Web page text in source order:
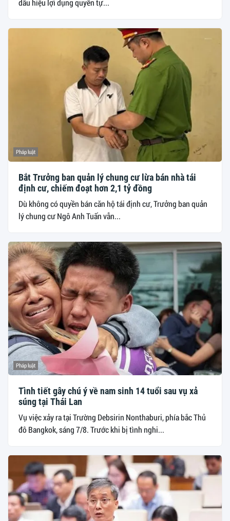
dấu hiệu lợi dụng quyền tự...
Pháp luật
Bắt Trưởng ban quản lý chung cư lừa bán nhà tái
định cư, chiếm đoạt hơn 2,1 tỷ đồng
Dù không có quyền bán căn hộ tái định cư, Trưởng ban quản
lý chung cư Ngô Anh Tuấn vẫn...
Pháp luật
Tình tiết gây chú ý về nam sinh 14 tuổi sau vụ xả
súng tại Thái Lan
Vụ việc xảy ra tại Trường Debsirin Nonthaburi, phía bắc Thủ
đô Bangkok, sáng 7/8. Trước khi bị tình nghi...